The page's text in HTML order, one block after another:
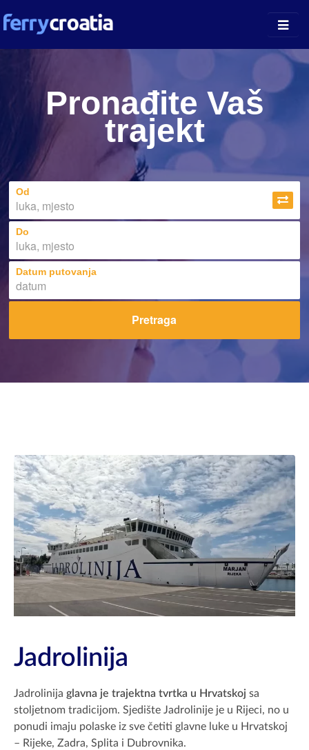
Otočne Luke
Prijevoznici
Pronađite Vaš
trajekt
Od
Do
Datum putovanja
Pretraga
Jadrolinija
Jadrolinija glavna je trajektna tvrtka u Hrvatskoj sa
stoljetnom tradicijom. Sjedište Jadrolinije je u Rijeci, no u
ponudi imaju polaske iz sve četiti glavne luke u Hrvatskoj
– Rijeke, Zadra, Splita i Dubrovnika.